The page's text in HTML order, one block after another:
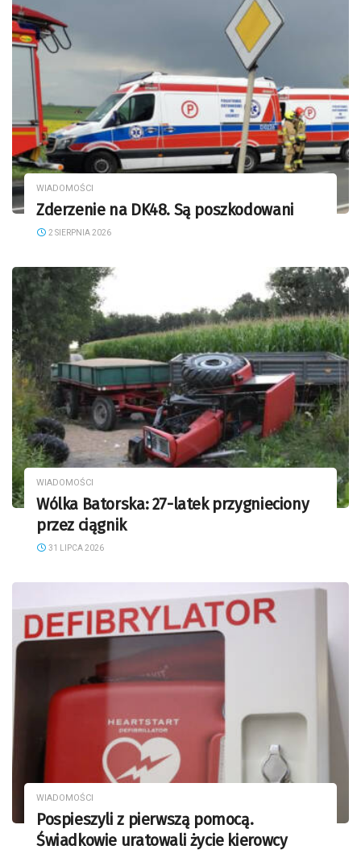
WIADOMOŚCI
Zderzenie na DK48. Są poszkodowani
2 SIERPNIA 2026
WIADOMOŚCI
Wólka Batorska: 27-latek przygnieciony
przez ciągnik
31 LIPCA 2026
WIADOMOŚCI
Pospieszyli z pierwszą pomocą.
Świadkowie uratowali życie kierowcy